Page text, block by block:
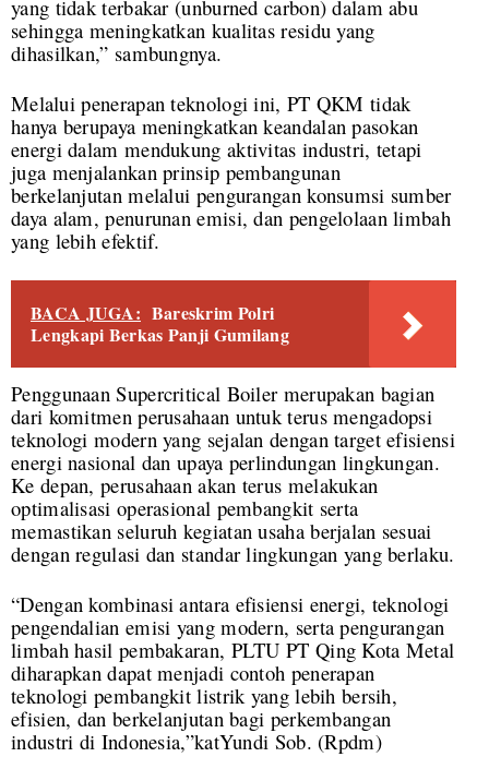
yang tidak terbakar (unburned carbon) dalam abu
sehingga meningkatkan kualitas residu yang
dihasilkan,” sambungnya.
Melalui penerapan teknologi ini, PT QKM tidak
hanya berupaya meningkatkan keandalan pasokan
energi dalam mendukung aktivitas industri, tetapi
juga menjalankan prinsip pembangunan
berkelanjutan melalui pengurangan konsumsi sumber
daya alam, penurunan emisi, dan pengelolaan limbah
yang lebih efektif.
BACA JUGA: Bareskrim Polri
Lengkapi Berkas Panji Gumilang
Penggunaan Supercritical Boiler merupakan bagian
dari komitmen perusahaan untuk terus mengadopsi
teknologi modern yang sejalan dengan target efisiensi
energi nasional dan upaya perlindungan lingkungan.
Ke depan, perusahaan akan terus melakukan
optimalisasi operasional pembangkit serta
memastikan seluruh kegiatan usaha berjalan sesuai
dengan regulasi dan standar lingkungan yang berlaku.
“Dengan kombinasi antara efisiensi energi, teknologi
pengendalian emisi yang modern, serta pengurangan
limbah hasil pembakaran, PLTU PT Qing Kota Metal
diharapkan dapat menjadi contoh penerapan
teknologi pembangkit listrik yang lebih bersih,
efisien, dan berkelanjutan bagi perkembangan
industri di Indonesia,”katYundi Sob. (Rpdm)